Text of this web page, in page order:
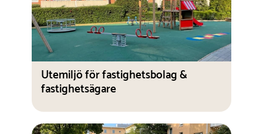
Utemiljö för fastighetsbolag &
fastighetsägare